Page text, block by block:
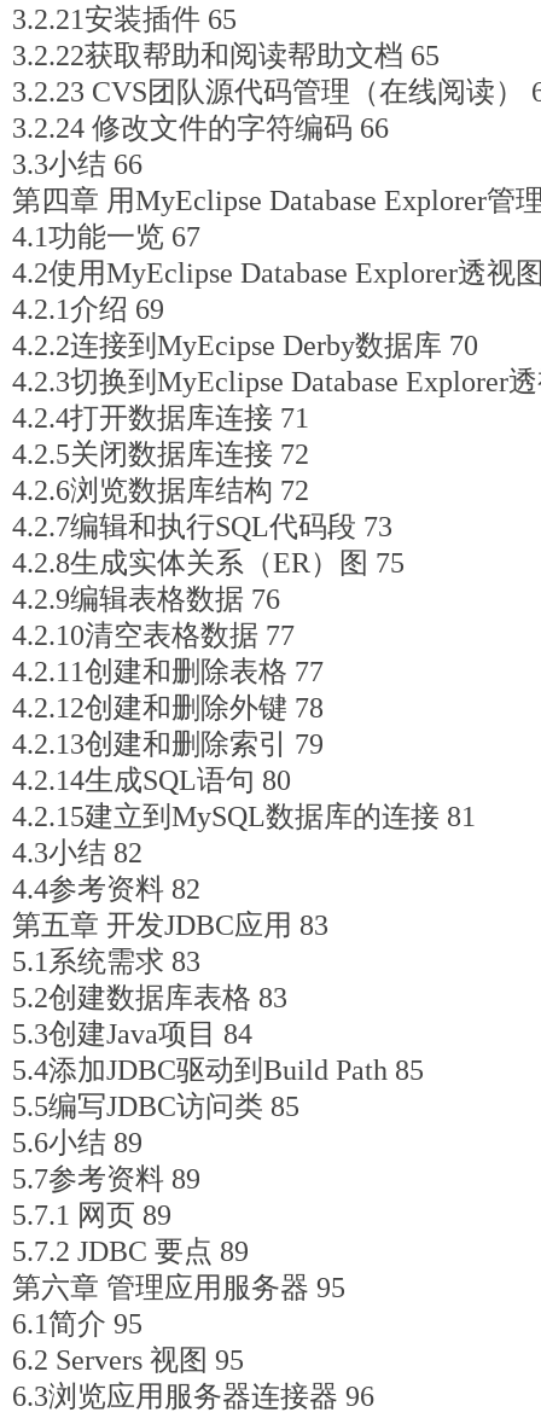
3.2.21安装插件 65
3.2.22获取帮助和阅读帮助文档 65
3.2.23 CVS团队源代码管理（在线阅读）
3.2.24 修改文件的字符编码 66
3.3小结 66
第四章 用MyEclipse Database Explorer管
4.1功能一览 67
4.2使用MyEclipse Database Explorer透视
4.2.1介绍 69
4.2.2连接到MyEcipse Derby数据库 70
4.2.3切换到MyEclipse Database Explorer
4.2.4打开数据库连接 71
4.2.5关闭数据库连接 72
4.2.6浏览数据库结构 72
4.2.7编辑和执行SQL代码段 73
4.2.8生成实体关系（ER）图 75
4.2.9编辑表格数据 76
4.2.10清空表格数据 77
4.2.11创建和删除表格 77
4.2.12创建和删除外键 78
4.2.13创建和删除索引 79
4.2.14生成SQL语句 80
4.2.15建立到MySQL数据库的连接 81
4.3小结 82
4.4参考资料 82
第五章 开发JDBC应用 83
5.1系统需求 83
5.2创建数据库表格 83
5.3创建Java项目 84
5.4添加JDBC驱动到Build Path 85
5.5编写JDBC访问类 85
5.6小结 89
5.7参考资料 89
5.7.1 网页 89
5.7.2 JDBC 要点 89
第六章 管理应用服务器 95
6.1简介 95
6.2 Servers 视图 95
6.3浏览应用服务器连接器 96